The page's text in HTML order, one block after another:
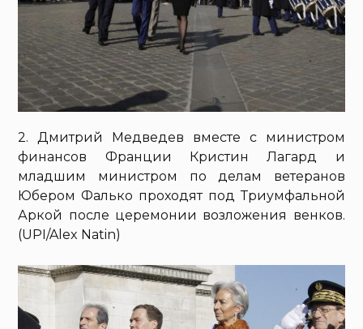
2. Дмитрий Медведев вместе с министром
финансов Франции Кристин Лагард и
младшим министром по делам ветеранов
Юбером Фалько проходят под Триумфальной
Аркой после церемонии возложения венков.
(UPI/Alex Natin)